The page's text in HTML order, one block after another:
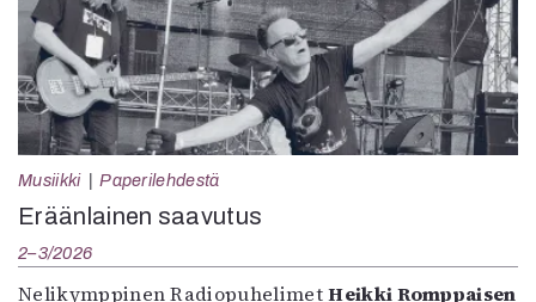
Musiikki Paperilehdestä
Eräänlainen saavutus
2–3/2026
Nelikymppinen RadiopuhelimetHeikki Romppaisen